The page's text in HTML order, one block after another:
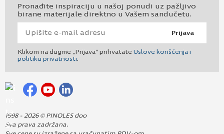
Pronađite inspiraciju u našoj ponudi uz pažljivo
birane materijale direktno u Vašem sandučetu.
Prijava
Klikom na dugme „Prijava“ prihvatate Uslove korišćenja i
politiku privatnosti.
1998 - 2026 © PINOLES doo
Sva prava zadržana.